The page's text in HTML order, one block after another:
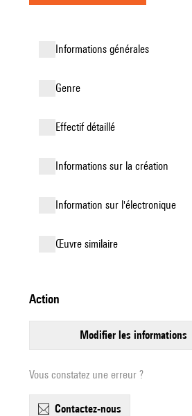
informations générales
genre
effectif détaillé
informations sur la création
Information sur l'électronique
œuvre similaire
action
modifier les informations
Vous constatez une erreur ?
contactez-nous